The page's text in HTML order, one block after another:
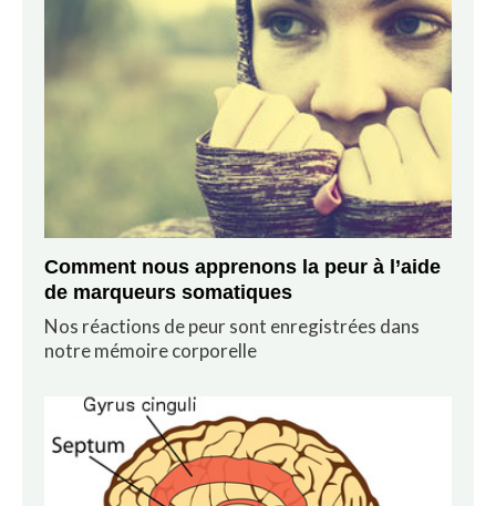
Comment nous apprenons la peur à l’aide
de marqueurs somatiques
Nos réactions de peur sont enregistrées dans
notre mémoire corporelle